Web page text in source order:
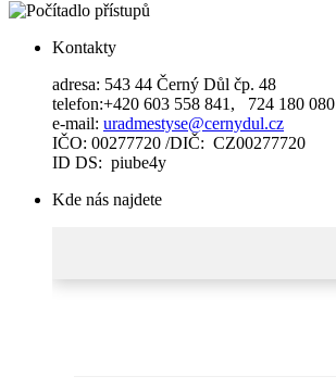
Kontakty
adresa: 543 44 Černý Důl čp. 48
telefon:+420 603 558 841, 724 180 080
e-mail: uradmestyse@cernydul.cz
IČO: 00277720 /DIČ: CZ00277720
ID DS: piube4y
Kde nás najdete